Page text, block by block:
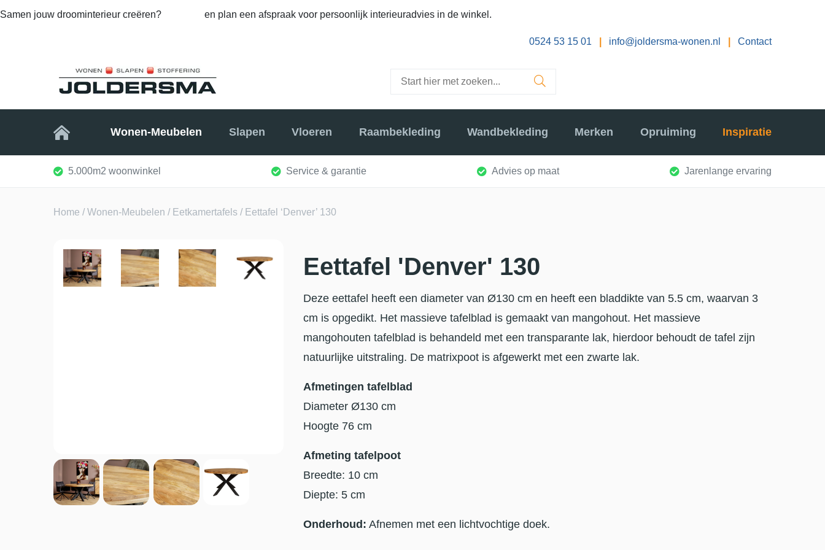
Samen jouw droominterieur creëren? en plan een afspraak voor persoonlijk interieuradvies in de winkel.
0524 53 15 01 info@joldersma-wonen.nl Contact
Home Wonen-Meubelen Slapen Vloeren Raambekleding Wandbekleding Merken Opruiming Inspiratie
5.000m2 woonwinkel Service & garantie Advies op maat Jarenlange ervaring
Home /Wonen-Meubelen / Eetkamertafels / Eettafel ‘Denver’ 130
Eettafel 'Denver' 130
Deze eettafel heeft een diameter van Ø130 cm en heeft een bladdikte van 5.5 cm, waarvan 3
cm is opgedikt. Het massieve tafelblad is gemaakt van mangohout. Het massieve
mangohouten tafelblad is behandeld met een transparante lak, hierdoor behoudt de tafel zijn
natuurlijke uitstraling. De matrixpoot is afgewerkt met een zwarte lak.
Afmetingen tafelblad
Diameter Ø130 cm
Hoogte 76 cm
Afmeting tafelpoot
Breedte: 10 cm
Diepte: 5 cm
Onderhoud: Afnemen met een lichtvochtige doek.